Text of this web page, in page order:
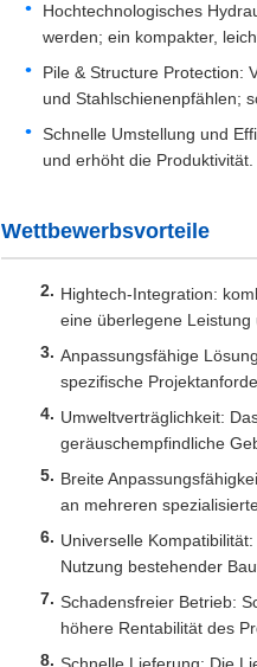
Hochtechnologisches
werden; ein kompakter,
Pile & Structure Protection:
und Stahlschienenpfählen;
Schnelle Umstellung und
und erhöht die Produktivität.
Wettbewerbsvorteile
Hightech-Integration:
eine überlegene Leistung
Anpassungsfähige
spezifische
Umweltverträglichkeit:
geräuschempfindliche
Breite
an mehreren
Universelle
Nutzung bestehender
Schadensfreier Betrieb:
höhere Rentabilität des